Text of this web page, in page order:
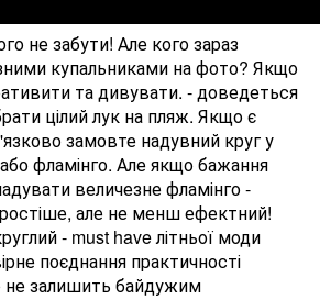
не забути! Але кого зараз
купальниками на фото? Якщо
та дивувати. - доведеться
цілий лук на пляж. Якщо є
замовте надувний круг у
фламінго. Але якщо бажання
величезне фламінго -
але не менш ефектний!
- must have літньої моди
поєднання практичності
не залишить байдужим